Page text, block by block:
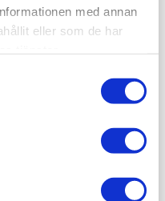
med annan
eller som de har